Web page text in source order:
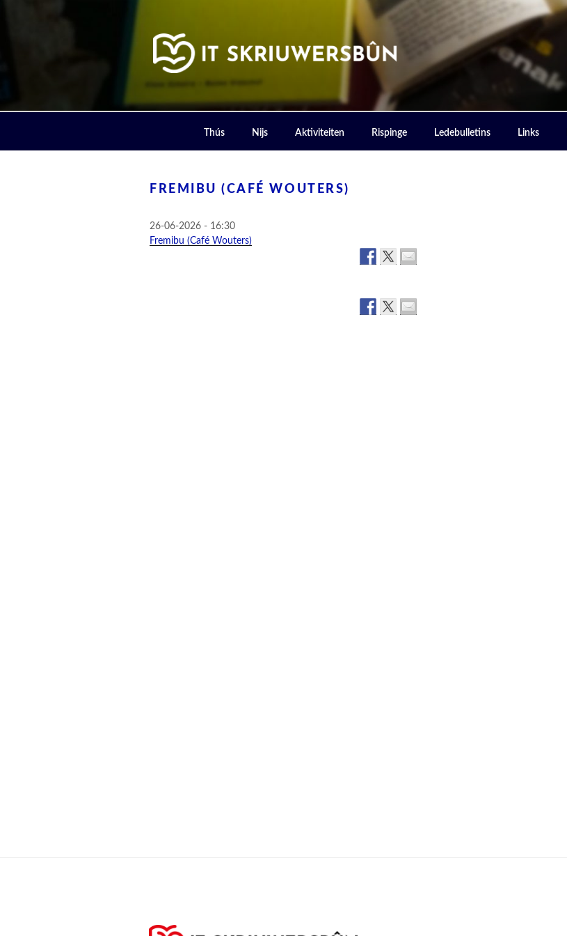
IT SKRIUWERSBOUN
Thús Nijs Aktiviteiten Rispinge Ledebulletins Links
FREMIBU (CAFÉ WOUTERS)
26-06-2026 - 16:30
Fremibu (Café Wouters)